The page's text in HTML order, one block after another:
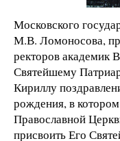
Московского
М.В. Ломоносова,
ректоров академик
Святейшему
Кириллу
рождения, в
Православной
присвоить Его